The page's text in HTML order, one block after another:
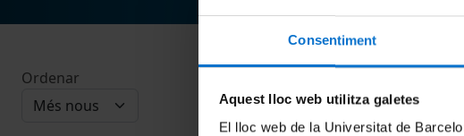
Consentiment
Aquest lloc web utilitza galetes
El lloc web de la Universitat de
Ordenar